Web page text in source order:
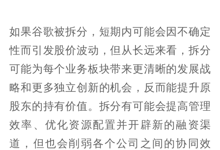
如果谷歌被拆分，短期内可能会因不确定
性而引发股价波动，但从长远来看，拆分
可能为每个业务板块带来更清晰的发展战
略和更多独立创新的机会，反而能提升原
股东的持有价值。拆分有可能会提高管理
效率、优化资源配置并开辟新的融资渠
道，但也会削弱各个公司之间的协同效